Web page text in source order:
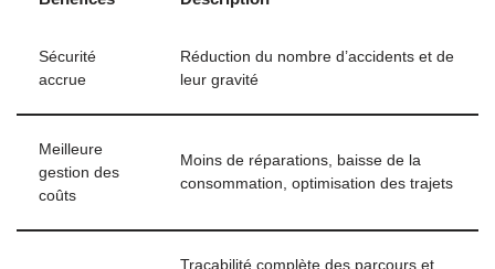
Sécurité
accrue
Réduction du nombre d’accidents et de
leur gravité
Meilleure
gestion des
coûts
Moins de réparations, baisse de la
consommation, optimisation des trajets
Traçabilité complète des parcours et